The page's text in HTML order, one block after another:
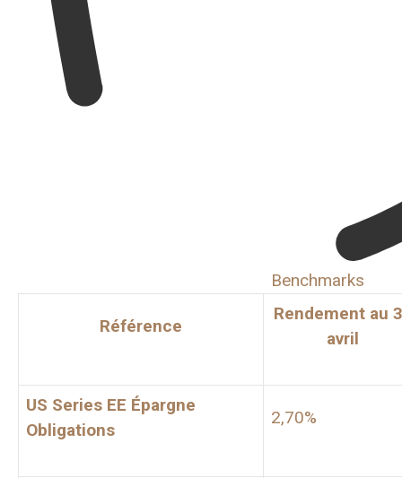
Benchmarks
Référence
Rendement au
avril
US Series EE Épargne
Obligations
2,70%